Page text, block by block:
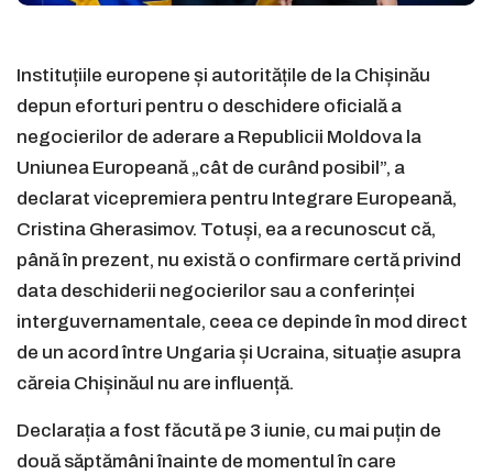
Instituțiile europene și autoritățile de la Chișinău
depun eforturi pentru o deschidere oficială a
negocierilor de aderare a Republicii Moldova la
Uniunea Europeană „cât de curând posibil”, a
declarat vicepremiera pentru Integrare Europeană,
Cristina Gherasimov. Totuși, ea a recunoscut că,
până în prezent, nu există o confirmare certă privind
data deschiderii negocierilor sau a conferinței
interguvernamentale, ceea ce depinde în mod direct
de un acord între Ungaria și Ucraina, situație asupra
căreia Chișinăul nu are influență.
Declarația a fost făcută pe 3 iunie, cu mai puțin de
două săptămâni înainte de momentul în care